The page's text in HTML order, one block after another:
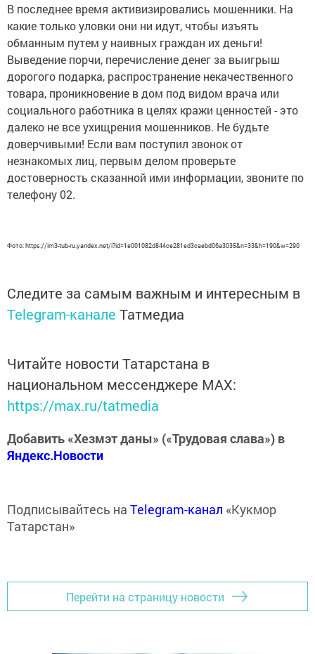
В последнее время активизировались мошенники. На
какие только уловки они ни идут, чтобы изъять
обманным путем у наивных граждан их деньги!
Выведение порчи, перечисление денег за выигрыш
дорогого подарка, распространение некачественного
товара, проникновение в дом под видом врача или
социального работника в целях кражи ценностей - это
далеко не все ухищрения мошенников. Не будьте
доверчивыми! Если вам поступил звонок от
незнакомых лиц, первым делом проверьте
достоверность сказанной ими информации, звоните по
телефону 02.
Фото: https://im3-tub-ru.yandex.net/i?id=1e001082d844ce281ed3caebd06a3035&n=33&h=190&w=290
Следите за самым важным и интересным в
Telegram-канале Татмедиа
Читайте новости Татарстана в
национальном мессенджере MАХ:
https://max.ru/tatmedia
Добавить «Хезмэт даны» («Трудовая слава») в
Яндекс.Новости
Подписывайтесь на Telegram-канал «Кукмор
Татарстан»
Перейти на страницу новости